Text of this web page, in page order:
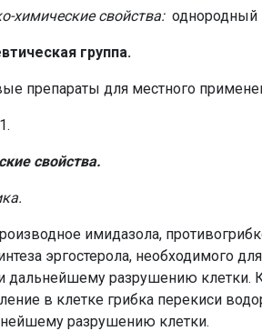
химические свойства: однородный
группа.
препараты для местного
свойства.
имидазола,
эргостерола, необходимого
дальнейшему разрушению клетки.
в клетке грибка перекиси
разрушению клетки.